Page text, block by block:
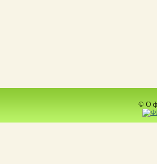
© О